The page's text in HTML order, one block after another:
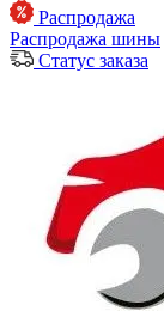
Распродажа
Распродажа шины
Статус заказа